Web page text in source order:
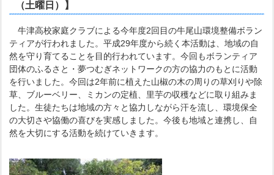
（土曜日）】
牛津高校家庭クラブによる今年度2回目の牛尾山環境整備ボラン
ティアが行われました。平成29年度から続く本活動は、地域の自
然を守り育てることを目的行われています。今回もボランティア
団体のふるさと・夢つむぎネットワークの方の協力のもとに活動
を行いました。今回は2年前に植えた山椒の木の周りの草刈りや除
草、ブルーベリー、ミカンの定植、里芋の収穫などに取り組みま
した。生徒たちは地域の方々と協力しながら汗を流し、環境保全
の大切さや協働の喜びを実感しました。今後も地域と連携し、自
然を大切にする活動を続けていきます。